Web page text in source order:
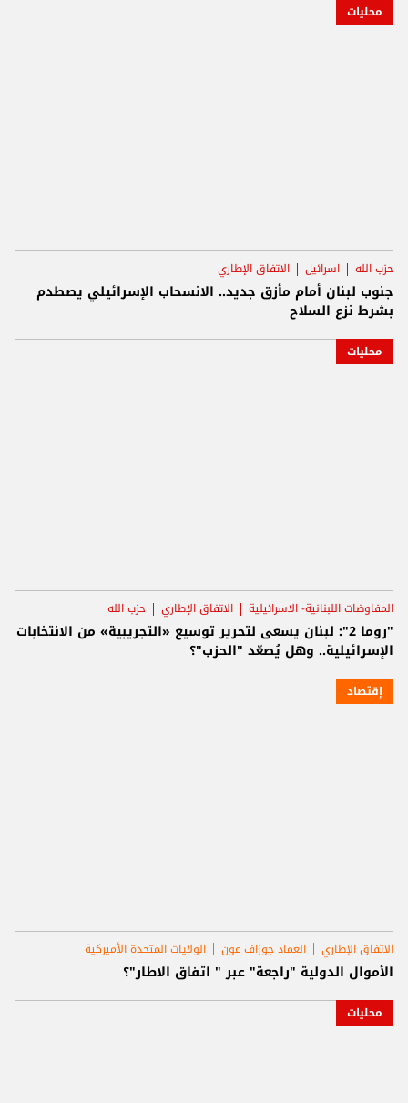
محليات
حزب الله اسرائيل الاتفاق الإطاري
جنوب لبنان أمام مأزق جديد.. الانسحاب الإسرائيلي يصطدم
بشرط نزع السلاح
محليات
المفاوضات اللبنانية- الاسرائيلية الاتفاق الإطاري حزب الله
"روما 2": لبنان يسعى لتحرير توسيع «التجريبية» من الانتخابات
الإسرائيلية.. وهل يُصعّد "الحزب"؟
إقتصاد
الاتفاق الإطاري العماد جوزاف عون الولايات المتحدة الأميركية
الأموال الدولية "راجعة" عبر " اتفاق الاطار"؟
محليات